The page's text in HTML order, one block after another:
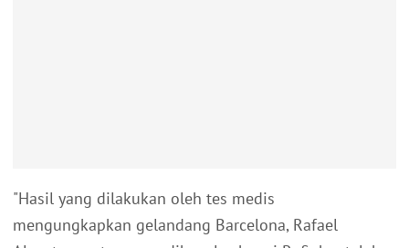
"Hasil yang dilakukan oleh tes medis
mengungkapkan gelandang Barcelona, Rafael